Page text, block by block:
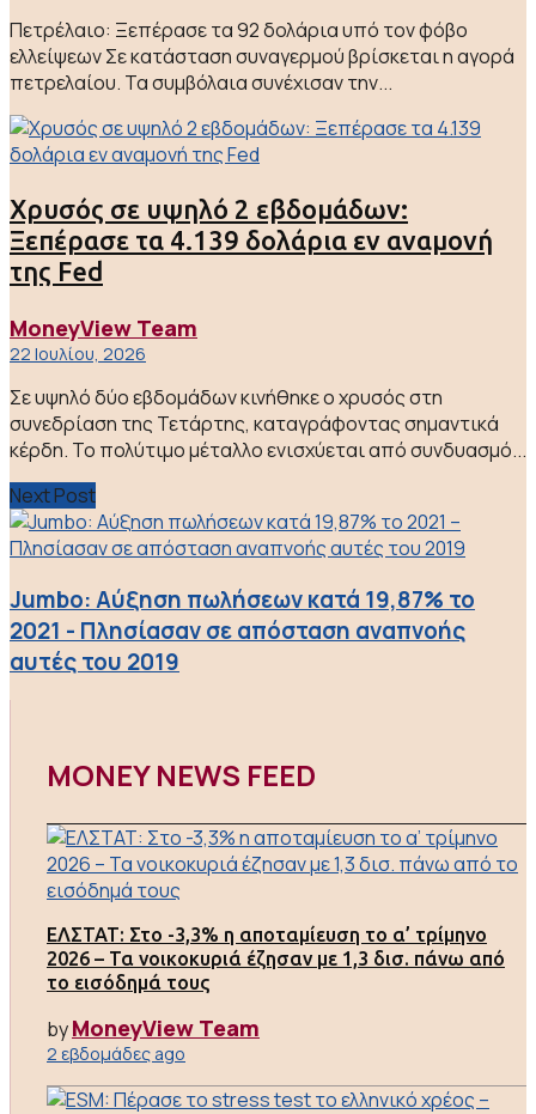
Πετρέλαιο: Ξεπέρασε τα 92 δολάρια υπό τον φόβο
ελλείψεων Σε κατάσταση συναγερμού βρίσκεται η αγορά
πετρελαίου. Τα συμβόλαια συνέχισαν την...
Χρυσός σε υψηλό 2 εβδομάδων:
Ξεπέρασε τα 4.139 δολάρια εν αναμονή
της Fed
MoneyView Team
22 Ιουλίου, 2026
Σε υψηλό δύο εβδομάδων κινήθηκε ο χρυσός στη
συνεδρίαση της Τετάρτης, καταγράφοντας σημαντικά
κέρδη. Το πολύτιμο μέταλλο ενισχύεται από συνδυασμό...
Next Post
Jumbo: Aύξηση πωλήσεων κατά 19,87% το
2021 - Πλησίασαν σε απόσταση αναπνοής
αυτές του 2019
MONEY NEWS FEED
ΕΛΣΤΑΤ: Στο -3,3% η αποταμίευση το α’ τρίμηνο
2026 – Τα νοικοκυριά έζησαν με 1,3 δισ. πάνω από
το εισόδημά τους
byMoneyView Team
2 εβδομάδες ago